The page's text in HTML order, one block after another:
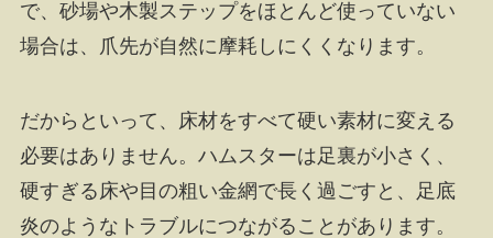
で、砂場や木製ステップをほとんど使っていない
場合は、爪先が自然に摩耗しにくくなります。
だからといって、床材をすべて硬い素材に変える
必要はありません。ハムスターは足裏が小さく、
硬すぎる床や目の粗い金網で長く過ごすと、足底
炎のようなトラブルにつながることがあります。